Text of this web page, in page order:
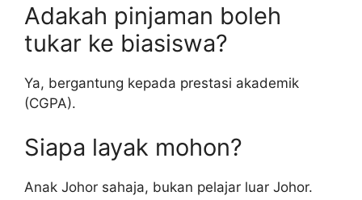
Adakah pinjaman boleh
tukar ke biasiswa?
Ya, bergantung kepada prestasi akademik
(CGPA).
Siapa layak mohon?
Anak Johor sahaja, bukan pelajar luar Johor.